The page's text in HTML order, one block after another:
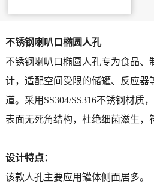
不锈钢喇叭口椭圆人孔
不锈钢喇叭口椭圆人孔专为食品、
计，适配空间受限的储罐、反应器
道。采用SS304/SS316不锈钢材质
表面无死角结构，杜绝细菌滋生，
设计特点：
该款人孔主要应用罐体侧面居多。